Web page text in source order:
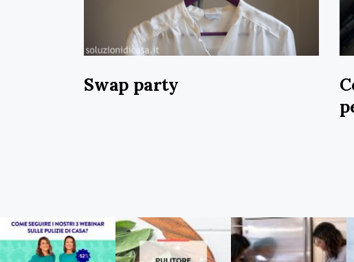
Swap party